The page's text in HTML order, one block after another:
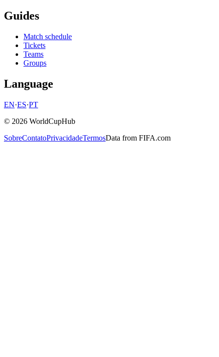
Guides
Match schedule
Tickets
Teams
Groups
Language
EN·ES·PT
© 2026 WorldCupHub
SobreContatoPrivacidadeTermosData from FIFA.com